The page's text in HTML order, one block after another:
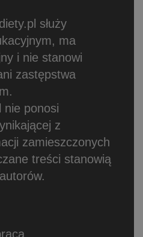
służy
ma
i nie stanowi
zastępstwa
nie ponosi
z
zamieszczonych
treści stanowią